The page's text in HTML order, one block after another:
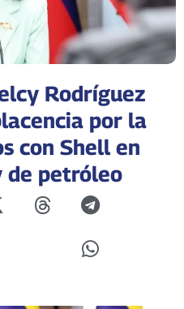
Rodríguez
por la
con Shell en
de petróleo